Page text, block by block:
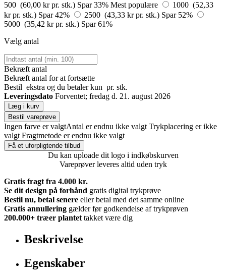
500 (60,00 kr pr. stk.) Spar 33% Mest populære
1000 (52,33
kr pr. stk.) Spar 42% 2500 (43,33 kr pr. stk.) Spar 52%
5000 (35,42 kr pr. stk.) Spar 61%
Vælg antal
Bekræft antal
Bekræft antal for at fortsætte
Bestil ekstra og du betaler kun pr. stk.
Leveringsdato Forventet; fredag d. 21. august 2026
Læg i kurv
Bestil vareprøve
Ingen farve er valgtAntal er endnu ikke valgt Trykplacering er ikke
valgt Fragtmetode er endnu ikke valgt
Få et uforpligtende tilbud
Du kan uploade dit logo i indkøbskurven
Vareprøver leveres altid uden tryk
Gratis fragt fra 4.000 kr.
Se dit design på forhånd gratis digital trykprøve
Bestil nu, betal senere eller betal med det samme online
Gratis annullering gælder før godkendelse af trykprøven
200.000+ træer plantet takket være dig
Beskrivelse
Egenskaber